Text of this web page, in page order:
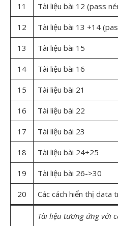
11 Tài liệu bài 12 (pass
12 Tài liệu bài 13 +14
13 Tài liệu bài 15
14 Tài liệu bài 16
15 Tài liệu bài 21
16 Tài liệu bài 22
17 Tài liệu bài 23
18 Tài liệu bài 24+25
19 Tài liệu bài 26->30
20 Các cách hiển thị data
Tài liệu tương ứng với